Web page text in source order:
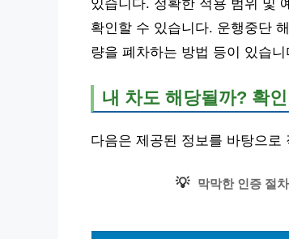
있습니다. 정확한 적용 범위 및
확인할 수 있습니다. 운행중단
량을 폐차하는 방법 등이 있습
내 차도 해당될까? 확인
다음은 제공된 정보를 바탕으로
💡 막막한 인증 절